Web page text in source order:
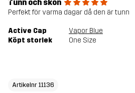
Tunn och skön
Perfekt för varma dagar då den är tunn
Active Cap
Vapor Blue
Köpt storlek
One Size
Artikelnr 11136